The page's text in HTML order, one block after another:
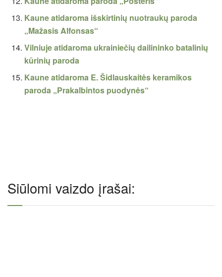
Kaune atidaroma išskirtinių nuotraukų paroda
„Mažasis Alfonsas“
Vilniuje atidaroma ukrainiečių dailininko batalinių
kūrinių paroda
Kaune atidaroma E. Šidlauskaitės keramikos
paroda „Prakalbintos puodynės“
Siūlomi vaizdo įrašai: